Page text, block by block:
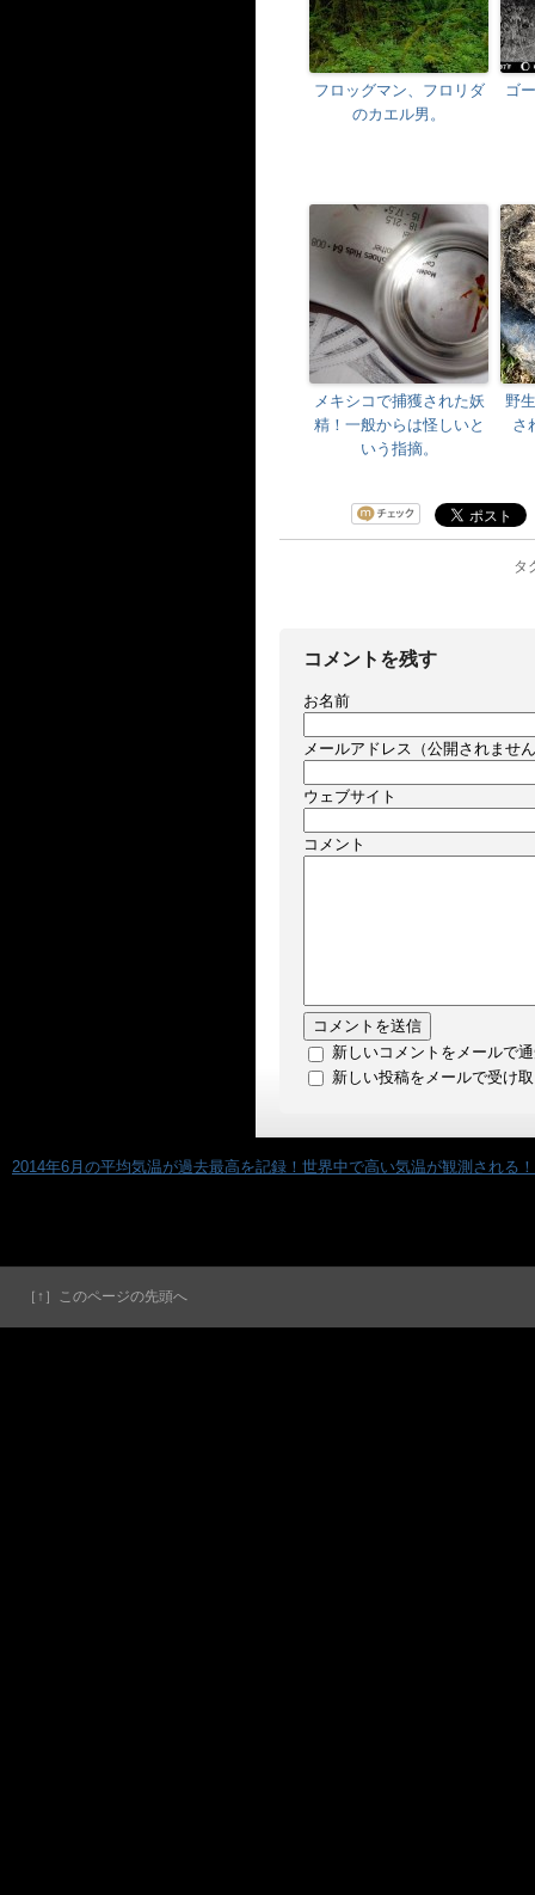
フロッグマン、フロリダ
のカエル男。
ゴ
メキシコで捕獲された妖
精！一般からは怪しいと
いう指摘。
野
さ
タ
コメントを残す
お名前
メールアドレス（公開されませ
ウェブサイト
コメント
新しいコメントをメールで
新しい投稿をメールで受け
2014年6月の平均気温が過去最高を記録！世界中で高い気温が観測される！
［↑］このページの先頭へ